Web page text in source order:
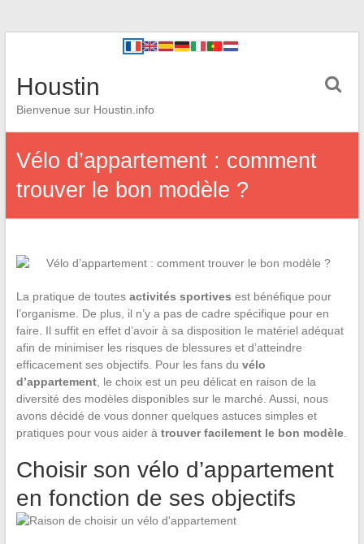
Houstin
Bienvenue sur Houstin.info
Vélo d’appartement : comment
trouver le bon modèle ?
La pratique de toutes activités sportives est bénéfique pour
l’organisme. De plus, il n’y a pas de cadre spécifique pour en
faire. Il suffit en effet d’avoir à sa disposition le matériel adéquat
afin de minimiser les risques de blessures et d’atteindre
efficacement ses objectifs. Pour les fans du vélo
d’appartement, le choix est un peu délicat en raison de la
diversité des modèles disponibles sur le marché. Aussi, nous
avons décidé de vous donner quelques astuces simples et
pratiques pour vous aider à trouver facilement le bon modèle.
Choisir son vélo d’appartement
en fonction de ses objectifs